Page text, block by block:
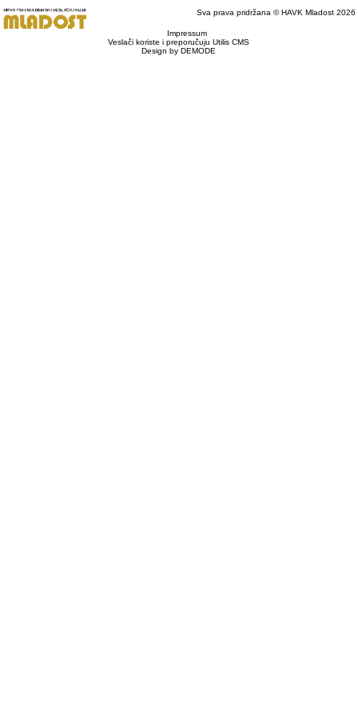
Sva prava pridržana © HAVK Mladost 2026
Impressum
Veslači koriste i preporučuju Utilis CMS
Design by DEMODE